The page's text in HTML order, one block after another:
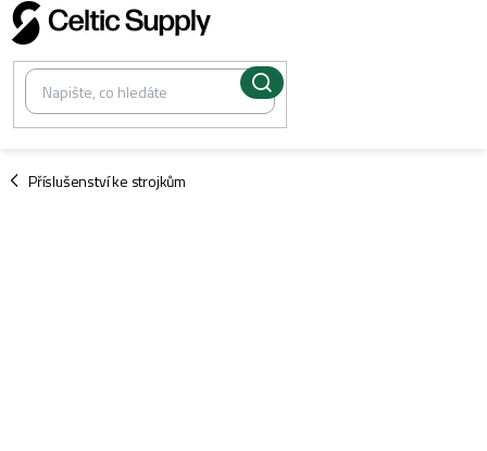
Přejít
na
obsah
Příslušenství ke strojkům
/